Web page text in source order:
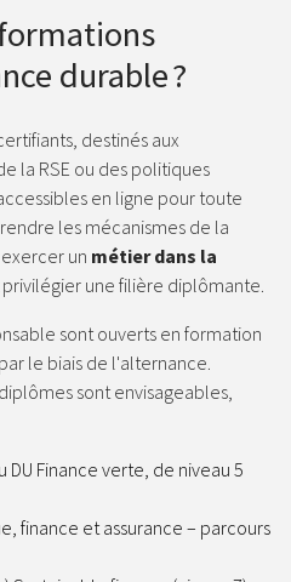
durable ?
destinés aux
la RSE ou des politiques
en ligne pour toute
les mécanismes de la
un métier dans la
privilégier une filière diplômante.
sont ouverts en formation
le biais de l'alternance.
sont envisageables,
Finance verte, de niveau 5
finance et assurance – parcours